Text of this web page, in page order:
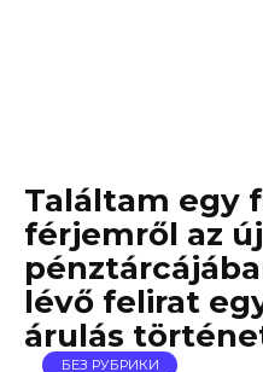
Találtam egy
férjemről az
lévő felirat
árulás
БЕЗ РУБРИКИ